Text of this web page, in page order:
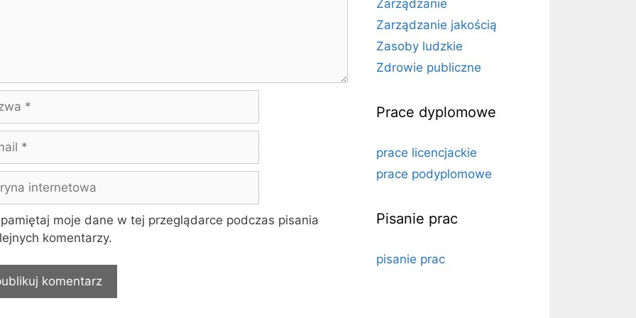
moje dane w tej przeglądarce podczas pisania
komentarzy.
Zarządzanie
Zarządzanie jakością
Zasoby ludzkie
Zdrowie publiczne
Prace dyplomowe
prace licencjackie
prace podyplomowe
Pisanie prac
pisanie prac